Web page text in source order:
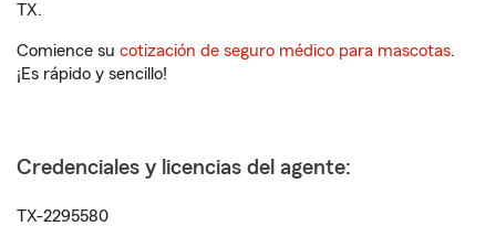
TX.
Comience su cotización de seguro médico para mascotas.
¡Es rápido y sencillo!
Credenciales y licencias del agente:
TX-2295580